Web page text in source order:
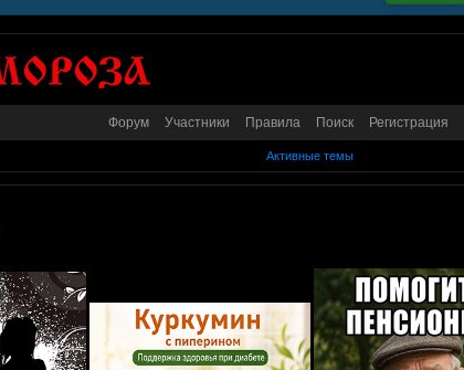
Форум Участники Правила Поиск Регистрация
Активные темы